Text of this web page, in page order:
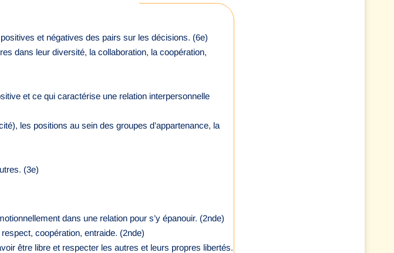
et négatives des pairs sur les décisions. (6e)
dans leur diversité, la collaboration, la coopération,
et ce qui caractérise une relation interpersonnelle
les positions au sein des groupes d’appartenance, la
(3e)
dans une relation pour s’y épanouir. (2nde)
coopération, entraide. (2nde)
être libre et respecter les autres et leurs propres libertés.